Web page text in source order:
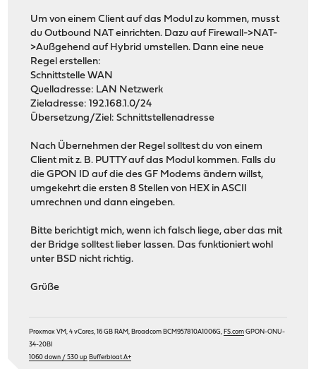
Um von einem Client auf das Modul zu kommen, musst
du Outbound NAT einrichten. Dazu auf Firewall->NAT-
>Außgehend auf Hybrid umstellen. Dann eine neue
Regel erstellen:
Schnittstelle WAN
Quelladresse: LAN Netzwerk
Zieladresse: 192.168.1.0/24
Übersetzung/Ziel: Schnittstellenadresse
Nach Übernehmen der Regel solltest du von einem
Client mit z. B. PUTTY auf das Modul kommen. Falls du
die GPON ID auf die des GF Modems ändern willst,
umgekehrt die ersten 8 Stellen von HEX in ASCII
umrechnen und dann eingeben.
Bitte berichtigt mich, wenn ich falsch liege, aber das mit
der Bridge solltest lieber lassen. Das funktioniert wohl
unter BSD nicht richtig.
Grüße
Proxmox VM, 4 vCores, 16 GB RAM, Broadcom BCM957810A1006G, FS.com GPON-ONU-
34-20BI
1060 down / 530 up Bufferbloat A+